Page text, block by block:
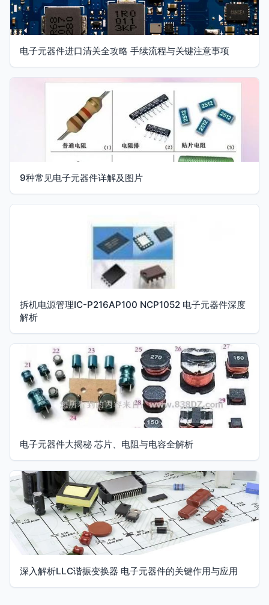
电子元器件进口清关全攻略 手续流程与关键注意事项
9种常见电子元器件详解及图片
拆机电源管理IC-P216AP100 NCP1052 电子元器件深度
解析
电子元器件大揭秘 芯片、电阻与电容全解析
深入解析LLC谐振变换器 电子元器件的关键作用与应用